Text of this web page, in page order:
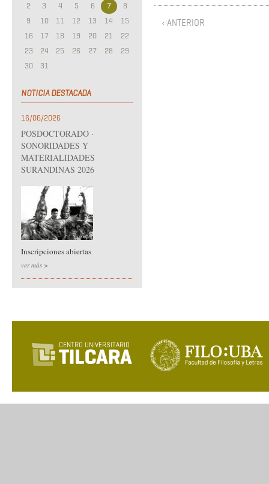
2
3 4 5 6 7
8
9
10 11 12 13 14
15
16
17 18 19 20 21
22
23
24 25 26 27 28
29
30
31
NOTICIA DESTACADA
16/06/2026
POSDOCTORADO ·
SONORIDADES Y
MATERIALIDADES
SURANDINAS 2026
Inscripciones abiertas
ver más >
‹ ANTERIOR